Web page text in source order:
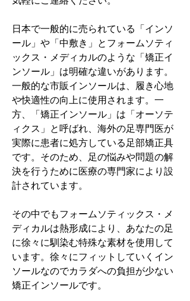
日本で一般的に売られている「インソ
ール」や「中敷き」とフォームソティ
ックス・メディカルのような「矯正イ
ンソール」は明確な違いがあります。
一般的な市販インソールは、履き心地
や快適性の向上に使用されます。一
方、「矯正インソール」は「オーソテ
ィクス」と呼ばれ、海外の足専門医が
実際に患者に処方している足部矯正具
です。そのため、足の悩みや問題の解
決を行うために医療の専門家により設
計されています。
その中でもフォームソティックス・メ
ディカルは熱形成により、あなたの足
に徐々に馴染む特殊な素材を使用して
います。徐々にフィットしていくイン
ソールなのでカラダへの負担が少ない
矯正インソールです。